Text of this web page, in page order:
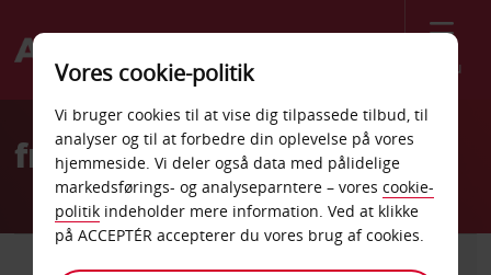
Menu
Welcome
Avisfrederikshavn Van Hire
Vores cookie-politik
Vi bruger cookies til at vise dig tilpassede tilbud, til
analyser og til at forbedre din oplevelse på vores
hjemmeside. Vi deler også data med pålidelige
markedsførings- og analyseparntere – vores cookie-
politik indeholder mere information. Ved at klikke
på ACCEPTÉR accepterer du vores brug af cookies.